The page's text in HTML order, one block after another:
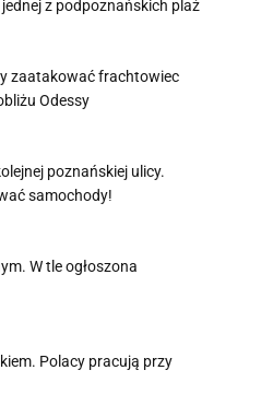
z podpoznańskich plaż
zaatakować frachtowiec
Odessy
poznańskiej ulicy.
samochody!
W tle ogłoszona
Polacy pracują przy